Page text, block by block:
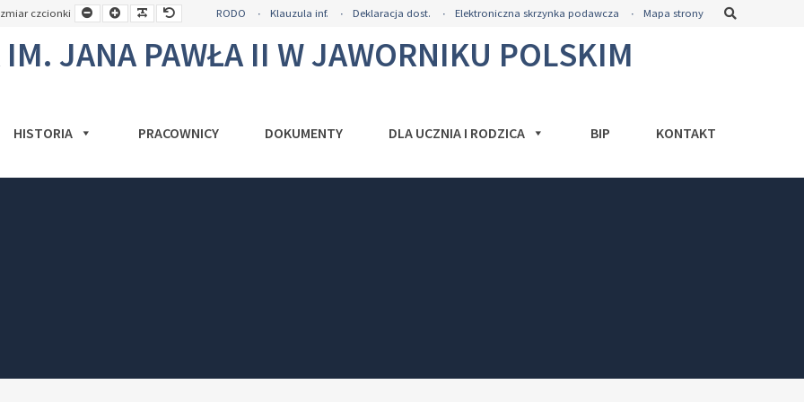
czcionki
Mniejsza
czcionka
Większa
czcionka
Czytelna
czcionka
Domyślny
rozmiar
RODO Klauzula inf. Deklaracja dost. Elektroniczna skrzynka podawcza Mapa strony
JANA PAWŁA II W JAWORNIKU POLSKIM
HISTORIA PRACOWNICY DOKUMENTY DLA UCZNIA I RODZICA BIP KONTAKT